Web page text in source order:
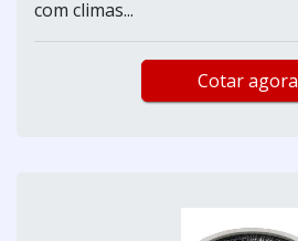
com climas...
Cotar agora